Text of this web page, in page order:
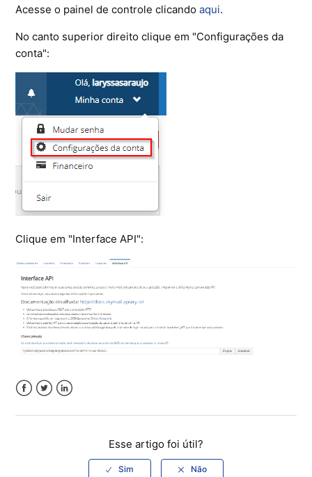
Acesse o painel de controle clicandoaqui.
No canto superior direito clique em "Configurações da
conta":
Clique em "Interface API":
Esse artigo foi útil?